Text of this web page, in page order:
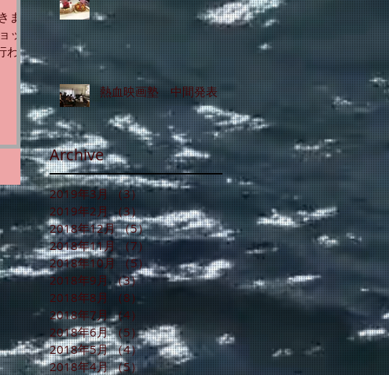
し
ップ
われ
！）
に足
いま
熱血映画塾 中間発表
Archive
2019年3月 （3）3件の記事
2019年2月 （3）3件の記事
2018年12月 （5）5件の記事
2018年11月
（7）7件の記事
2018年10月 （5）5件の記事
2018年9月 （3）3件の記事
2018年8月
（8）
2018年7月 （4）
2018年6月 （5）5件の記事
2018年5月 （4）4件の記事
2018年4月 （5）5件の記事